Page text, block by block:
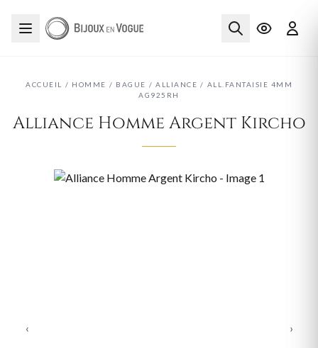
ACCUEIL / HOMME / BAGUE / ALLIANCE / ALL.FANTAISIE 4MM
AG925RH
Alliance Homme Argent Kircho
‹ ›